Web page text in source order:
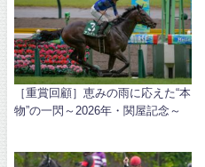
［重賞回顧］恵みの雨に応えた“本
物”の一閃～2026年・関屋記念～